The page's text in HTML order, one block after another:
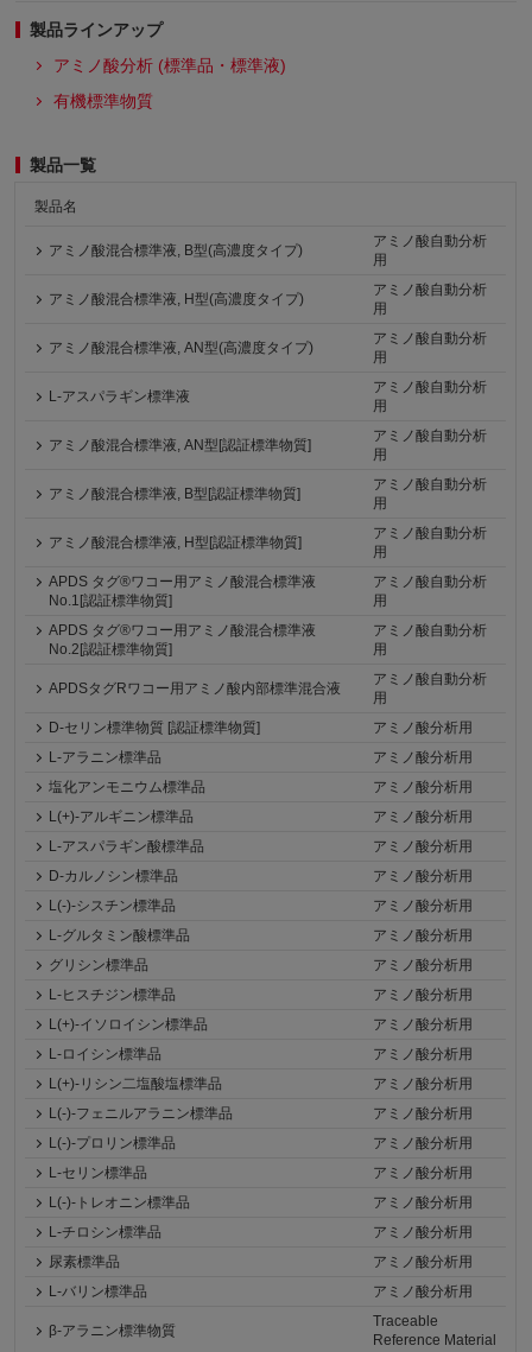
製品ラインアップ
アミノ酸分析 (標準品・標準液)
有機標準物質
製品一覧
製品名
アミノ酸混合標準液, B型(高濃度タイプ)
アミノ酸自動分析
用
アミノ酸混合標準液, H型(高濃度タイプ)
アミノ酸自動分析
用
アミノ酸混合標準液, AN型(高濃度タイプ)
アミノ酸自動分析
用
L-アスパラギン標準液
アミノ酸自動分析
用
アミノ酸混合標準液, AN型[認証標準物質]
アミノ酸自動分析
用
アミノ酸混合標準液, B型[認証標準物質]
アミノ酸自動分析
用
アミノ酸混合標準液, H型[認証標準物質]
アミノ酸自動分析
用
APDS タグ®ワコー用アミノ酸混合標準液
No.1[認証標準物質]
アミノ酸自動分析
用
APDS タグ®ワコー用アミノ酸混合標準液
No.2[認証標準物質]
アミノ酸自動分析
用
APDSタグRワコー用アミノ酸内部標準混合液
アミノ酸自動分析
用
D-セリン標準物質 [認証標準物質]
アミノ酸分析用
L-アラニン標準品
アミノ酸分析用
塩化アンモニウム標準品
アミノ酸分析用
L(+)-アルギニン標準品
アミノ酸分析用
L-アスパラギン酸標準品
アミノ酸分析用
D-カルノシン標準品
アミノ酸分析用
L(-)-シスチン標準品
アミノ酸分析用
L-グルタミン酸標準品
アミノ酸分析用
グリシン標準品
アミノ酸分析用
L-ヒスチジン標準品
アミノ酸分析用
L(+)-イソロイシン標準品
アミノ酸分析用
L-ロイシン標準品
アミノ酸分析用
L(+)-リシン二塩酸塩標準品
アミノ酸分析用
L(-)-フェニルアラニン標準品
アミノ酸分析用
L(-)-プロリン標準品
アミノ酸分析用
L-セリン標準品
アミノ酸分析用
L(-)-トレオニン標準品
アミノ酸分析用
L-チロシン標準品
アミノ酸分析用
尿素標準品
アミノ酸分析用
L-バリン標準品
アミノ酸分析用
β-アラニン標準物質
Traceable
Reference Material